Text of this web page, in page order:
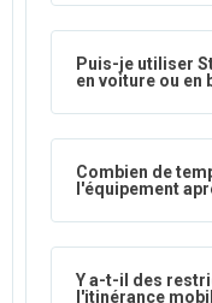
Puis-je utiliser
en voiture ou en
Combien de
l'équipement
Y a-t-il des
l'itinérance